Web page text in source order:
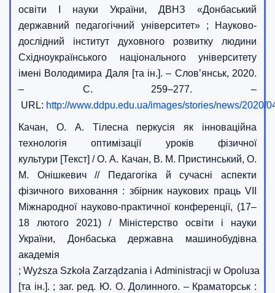
освіти І науки України, ДВНЗ «Донбаський
державний педагогічний університет» ; Науково-
дослідний інститут духовного розвитку людини
Східноукраїнського національного університету
імені Володимира Даля [та ін.]. – Слов’янськ, 2020.
– С. 259–277. –
URL: http://www.ddpu.edu.ua/images/stories/news/2020/
Качан, О. А. Тілесна перкусія як інноваційна
технологія оптимізації уроків фізичної
культури [Текст] / О. А. Качан, В. М. Пристинський, О.
М. Онішкевич // Педагогіка й сучасні аспекти
фізичного виховання : збірник наукових праць VІІ
Міжнародної науково-практичної конференції, (17–
18 лютого 2021) / Міністерство освіти і науки
України, Донбаська державна машинобудівна
академія
; Wyższa Szkoła Zarządzania i Administracji w Opoluза
[та ін.]. ; заг. ред. Ю. О. Долинного. – Краматорськ :